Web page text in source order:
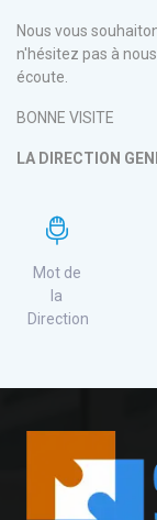
Nous vous
n'hésitez pas à
écoute.
BONNE VISITE
LA DIRECTION
Mot de
la
Direction